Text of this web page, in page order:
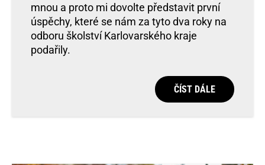
mnou a proto mi dovolte představit první
úspěchy, které se nám za tyto dva roky na
odboru školství Karlovarského kraje
podařily.
ČÍST DÁLE